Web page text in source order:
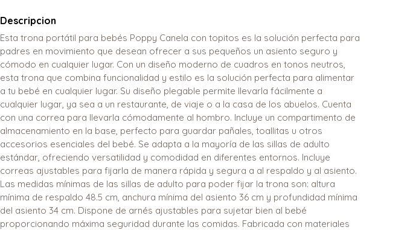
Descripcion
Esta trona portátil para bebés Poppy Canela con topitos es la solución perfecta para
padres en movimiento que desean ofrecer a sus pequeños un asiento seguro y
cómodo en cualquier lugar. Con un diseño moderno de cuadros en tonos neutros,
esta trona que combina funcionalidad y estilo es la solución perfecta para alimentar
a tu bebé en cualquier lugar. Su diseño plegable permite llevarla fácilmente a
cualquier lugar, ya sea a un restaurante, de viaje o a la casa de los abuelos. Cuenta
con una correa para llevarla cómodamente al hombro. Incluye un compartimento de
almacenamiento en la base, perfecto para guardar pañales, toallitas u otros
accesorios esenciales del bebé. Se adapta a la mayoría de las sillas de adulto
estándar, ofreciendo versatilidad y comodidad en diferentes entornos. Incluye
correas ajustables para fijarla de manera rápida y segura a al respaldo y al asiento.
Las medidas mínimas de las sillas de adulto para poder fijar la trona son: altura
mínima de respaldo 48.5 cm, anchura mínima del asiento 36 cm y profundidad mínima
del asiento 34 cm. Dispone de arnés ajustables para sujetar bien al bebé
proporcionando máxima seguridad durante las comidas. Fabricada con materiales